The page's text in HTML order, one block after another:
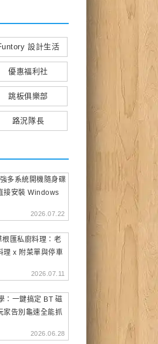
設計生活
優惠福利社
跳板俱樂部
路況隊長
多系統開機隨身碟
接安裝 Windows
2026.07.22
根匯私廚料理：老
理 x 附菜單與停車
2026.07.11
：一鍵搞定 BT 磁
家告別龜速全能抓
2026.06.28